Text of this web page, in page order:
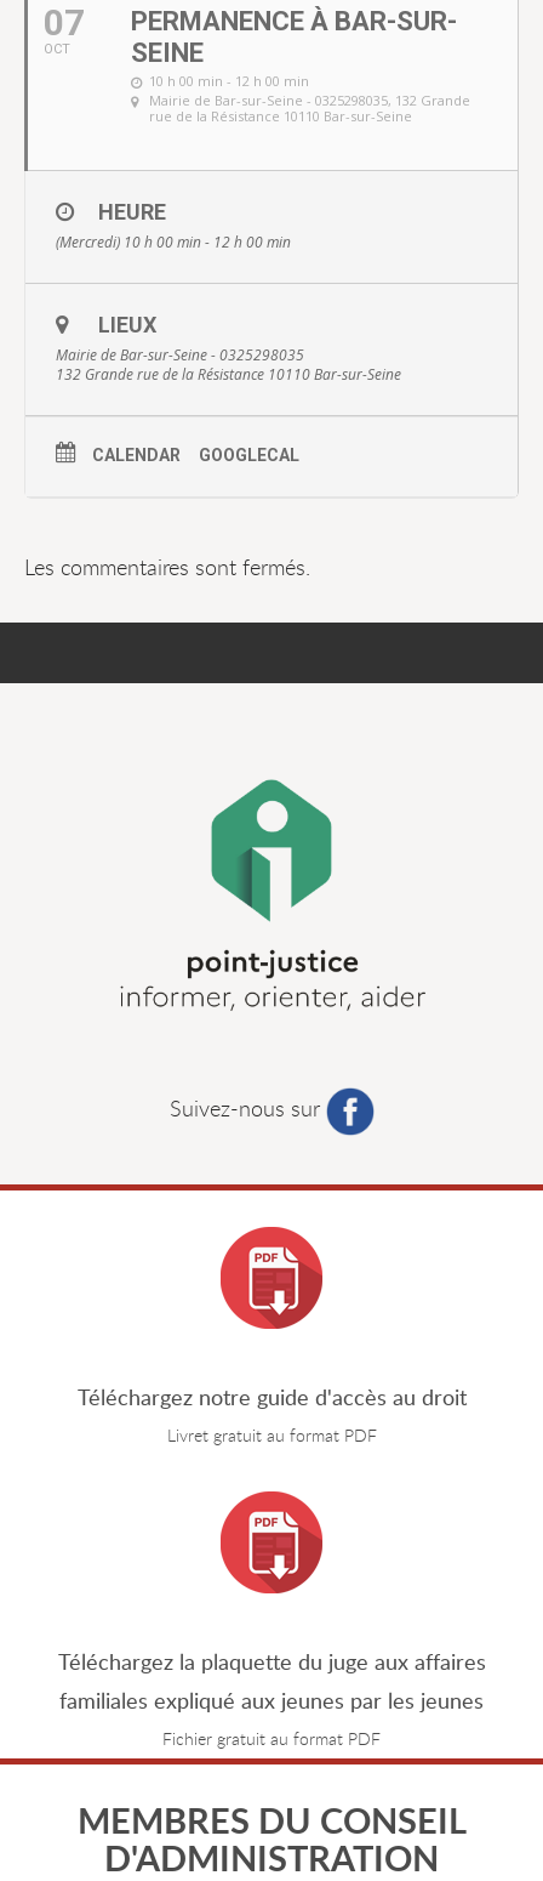
07
OCT
PERMANENCE À BAR-SUR-
SEINE
10 h 00 min - 12 h 00 min
Mairie de Bar-sur-Seine - 0325298035, 132 Grande
rue de la Résistance 10110 Bar-sur-Seine
HEURE
(Mercredi) 10 h 00 min - 12 h 00 min
LIEUX
Mairie de Bar-sur-Seine - 0325298035
132 Grande rue de la Résistance 10110 Bar-sur-Seine
CALENDAR GOOGLECAL
Les commentaires sont fermés.
Suivez-nous sur
Téléchargez notre guide d'accès au droit
Livret gratuit au format PDF
Téléchargez la plaquette du juge aux affaires
familiales expliqué aux jeunes par les jeunes
Fichier gratuit au format PDF
MEMBRES DU CONSEIL
D'ADMINISTRATION